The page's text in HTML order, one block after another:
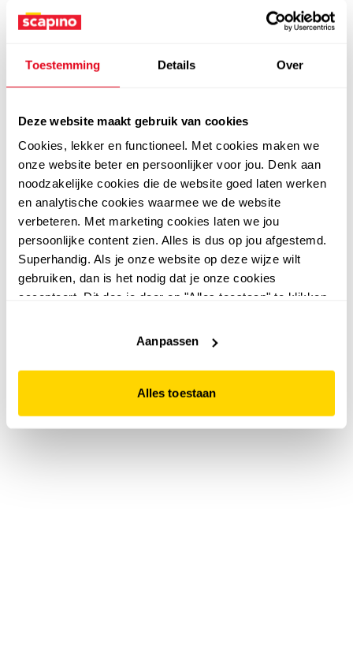
Toestemming Details Over
Deze website maakt gebruik van cookies
Cookies, lekker en functioneel. Met cookies maken we
onze website beter en persoonlijker voor jou. Denk aan
noodzakelijke cookies die de website goed laten werken
en analytische cookies waarmee we de website
verbeteren. Met marketing cookies laten we jou
persoonlijke content zien. Alles is dus op jou afgestemd.
Superhandig. Als je onze website op deze wijze wilt
gebruiken, dan is het nodig dat je onze cookies
accepteert. Dit doe je door op "Alles toestaan" te klikken.
website niet optimaal functioneert.
Aanpassen
Alles toestaan